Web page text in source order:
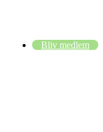
Bliv medlem